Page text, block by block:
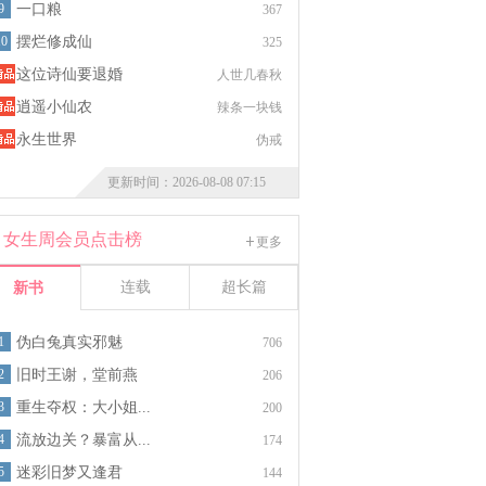
367
一口粮
325
摆烂修成仙
人世几春秋
这位诗仙要退婚
辣条一块钱
逍遥小仙农
伪戒
永生世界
更新时间：2026-08-08 07:15
更多
女生周会员点击榜
新书 连载 超长篇
706
1 伪白兔真实邪魅
206
旧时王谢，堂前燕
200
重生夺权：大小姐...
174
流放边关？暴富从...
144
迷彩旧梦又逢君